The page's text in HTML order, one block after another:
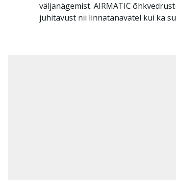
väljanägemist. AIRMATIC
juhitavust nii linnatänavatel kui ka